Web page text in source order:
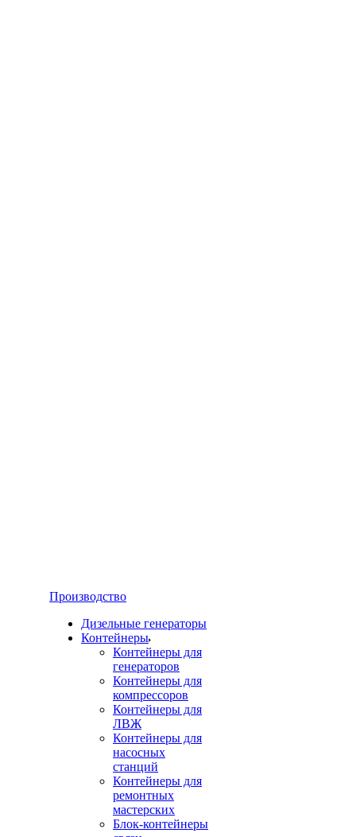
Производство
Дизельные генераторы
Контейнеры
Контейнеры для
генераторов
Контейнеры для
компрессоров
Контейнеры для
ЛВЖ
Контейнеры для
насосных
станций
Контейнеры для
ремонтных
мастерских
Блок-контейнеры